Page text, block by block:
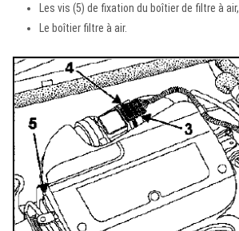
Les vis (5) de fixation du boîtier de filtre à air,
Le boîtier filtre à air.